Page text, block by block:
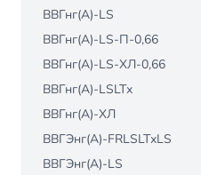
ВВГнг(А)-LS
ВВГнг(А)-LS-П-0,66
ВВГнг(А)-LS-ХЛ-0,66
ВВГнг(А)-LSLTх
ВВГнг(А)-ХЛ
ВВГЭнг(А)-FRLSLTхLS
ВВГЭнг(А)-LS